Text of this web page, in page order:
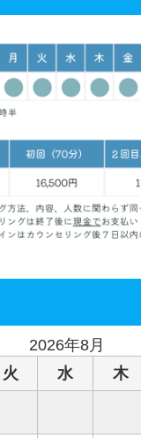
2026年8月
火 水 木